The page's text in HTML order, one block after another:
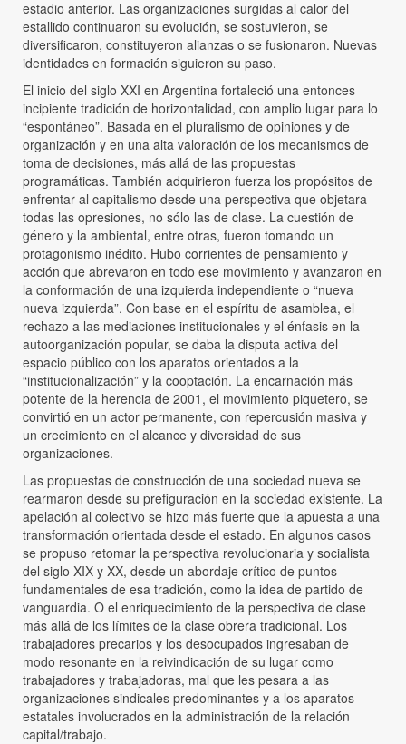
estadio anterior. Las organizaciones surgidas al calor del
estallido continuaron su evolución, se sostuvieron, se
diversificaron, constituyeron alianzas o se fusionaron. Nuevas
identidades en formación siguieron su paso.
El inicio del siglo XXI en Argentina fortaleció una entonces
incipiente tradición de horizontalidad, con amplio lugar para lo
“espontáneo”. Basada en el pluralismo de opiniones y de
organización y en una alta valoración de los mecanismos de
toma de decisiones, más allá de las propuestas
programáticas. También adquirieron fuerza los propósitos de
enfrentar al capitalismo desde una perspectiva que objetara
todas las opresiones, no sólo las de clase. La cuestión de
género y la ambiental, entre otras, fueron tomando un
protagonismo inédito. Hubo corrientes de pensamiento y
acción que abrevaron en todo ese movimiento y avanzaron en
la conformación de una izquierda independiente o “nueva
nueva izquierda”. Con base en el espíritu de asamblea, el
rechazo a las mediaciones institucionales y el énfasis en la
autoorganización popular, se daba la disputa activa del
espacio público con los aparatos orientados a la
“institucionalización” y la cooptación. La encarnación más
potente de la herencia de 2001, el movimiento piquetero, se
convirtió en un actor permanente, con repercusión masiva y
un crecimiento en el alcance y diversidad de sus
organizaciones.
Las propuestas de construcción de una sociedad nueva se
rearmaron desde su prefiguración en la sociedad existente. La
apelación al colectivo se hizo más fuerte que la apuesta a una
transformación orientada desde el estado. En algunos casos
se propuso retomar la perspectiva revolucionaria y socialista
del siglo XIX y XX, desde un abordaje crítico de puntos
fundamentales de esa tradición, como la idea de partido de
vanguardia. O el enriquecimiento de la perspectiva de clase
más allá de los límites de la clase obrera tradicional. Los
trabajadores precarios y los desocupados ingresaban de
modo resonante en la reivindicación de su lugar como
trabajadores y trabajadoras, mal que les pesara a las
organizaciones sindicales predominantes y a los aparatos
estatales involucrados en la administración de la relación
capital/trabajo.